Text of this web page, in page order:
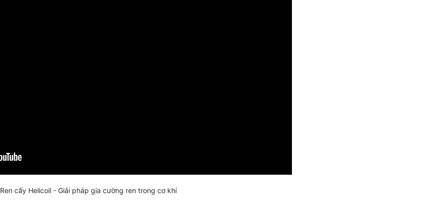
Ren cấy Helicoil - Giải pháp gia cường ren trong cơ khí